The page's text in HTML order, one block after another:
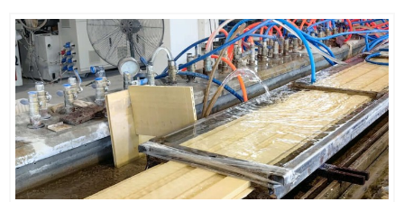
tecnología alemana de revestimiento PUR.